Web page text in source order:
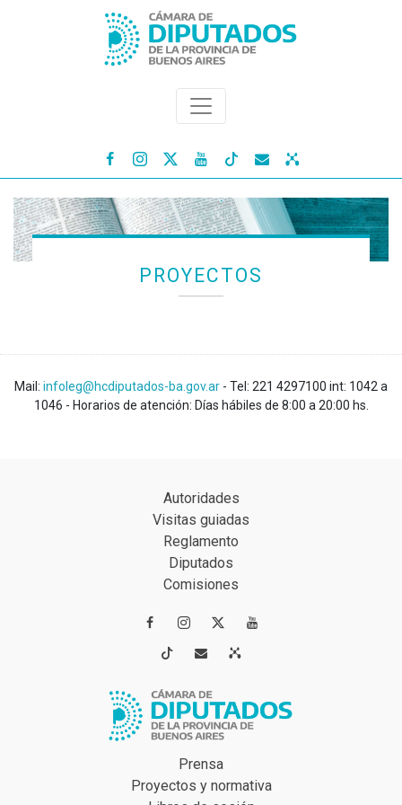
   
PROYECTOS
Mail: infoleg@hcdiputados-ba.gov.ar - Tel: 221 4297100 int: 1042 a
1046 - Horarios de atención: Días hábiles de 8:00 a 20:00 hs.
Autoridades
Visitas guiadas
Reglamento
Diputados
Comisiones
 
 
Prensa
Proyectos y normativa